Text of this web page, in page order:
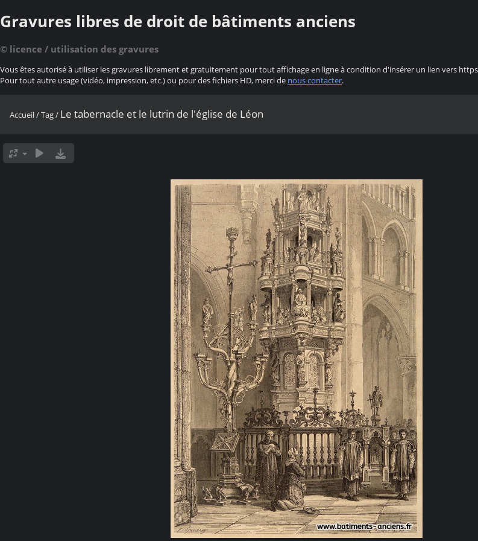
Gravures libres de droit de bâtiments anciens
© licence / utilisation des gravures
Vous êtes autorisé à utiliser les gravures librement et gratuitement pour tout affichage en ligne à condition d'insérer un lien vers
Pour tout autre usage (vidéo, impression, etc.) ou pour des fichiers HD, merci de nous contacter.
Accueil/Tag/ Le tabernacle et le lutrin de l'église de Léon